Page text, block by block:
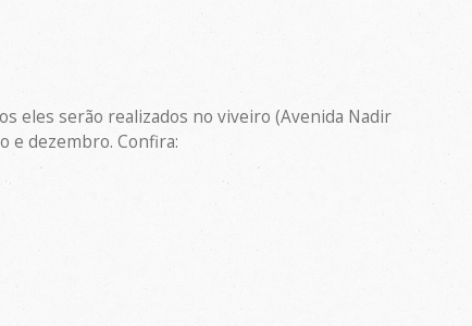
eles serão realizados no viveiro (Avenida Nadir
e dezembro. Confira: